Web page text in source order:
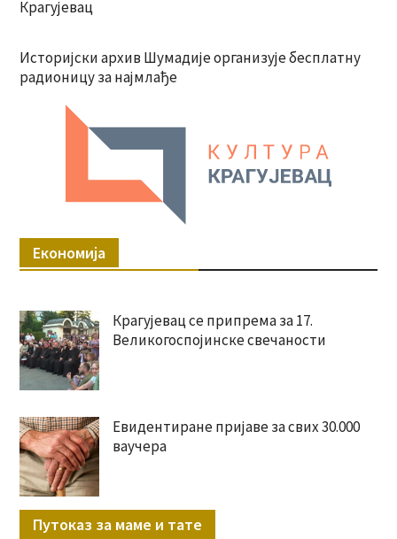
Крагујевац
Историјски архив Шумадије организује бесплатну
радионицу за најмлађе
Економија
Крагујевац се припрема за 17.
Великогоспојинске свечаности
Евидентиране пријаве за свих 30.000
ваучера
Путоказ за маме и тате